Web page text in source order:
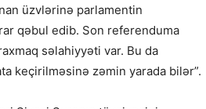
üzvlərinə parlamentin
qəbul edib. Son referenduma
səlahiyyəti var. Bu da
keçirilməsinə zəmin yarada bilər”.